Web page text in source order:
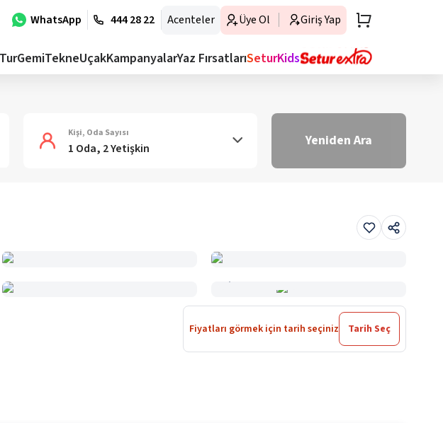
WhatsApp 444 28 22 Acenteler Üye Ol Giriş Yap
TurGemiTekneUçakKampanyalarYaz FırsatlarıSeturKids
Kişi, Oda Sayısı
1 Oda, 2 Yetişkin Yeniden Ara
Fiyatları görmek için tarih seçiniz Tarih Seç